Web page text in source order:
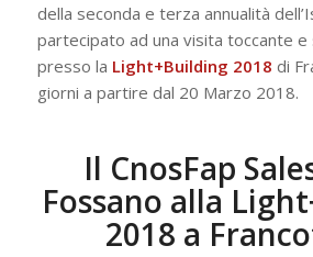
della seconda e terza annualità
partecipato ad una visita toccante e
presso la Light+Building 2018 di
giorni a partire dal 20 Marzo 2018.
Il CnosFap
Fossano alla
2018 a